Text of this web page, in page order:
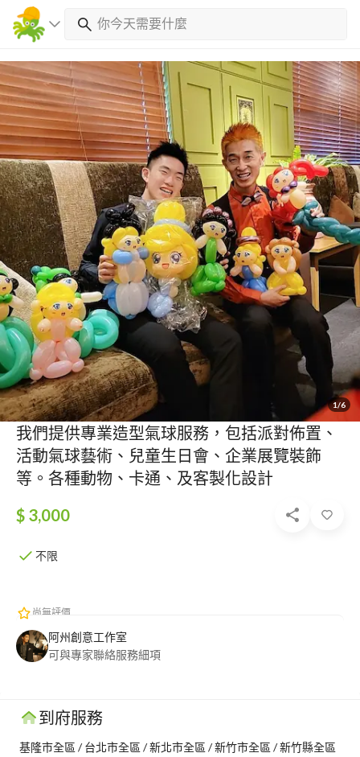
1/6
我們提供專業造型氣球服務，包括派對佈置、
活動氣球藝術、兒童生日會、企業展覽裝飾
等。各種動物、卡通、及客製化設計
尚無評價
不限
$ 3,000
阿州創意工作室
可與專家聯絡服務細項
到府服務
基隆市全區 / 台北市全區 / 新北市全區 / 新竹市全區 / 新竹縣全區